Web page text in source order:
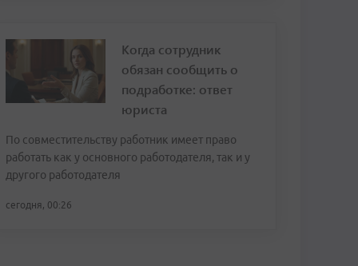
Когда сотрудник
обязан сообщить о
подработке: ответ
юриста
По совместительству работник имеет право
работать как у основного работодателя, так и у
другого работодателя
сегодня, 00:26